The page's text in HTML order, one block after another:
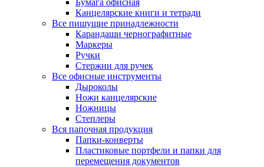
Бумага офисная
Канцелярские книги и тетради
Все пишущие принадлежности
Карандаши чернографитные
Маркеры
Ручки
Стержни для ручек
Все офисные инструменты
Дыроколы
Ножи канцелярские
Ножницы
Степлеры
Вся папочная продукция
Папки-конверты
Пластиковые портфели и папки для
перемещения документов